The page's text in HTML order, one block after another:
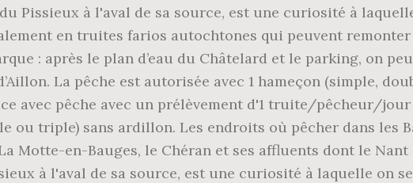
Pissieux à l'aval de sa source, est une curiosité à
en truites farios autochtones qui peuvent
: après le plan d’eau du Châtelard et le parking, on
La pêche est autorisée avec 1 hameçon (simple,
avec pêche avec un prélèvement d'1 truite/pêcheur/
ou triple) sans ardillon. Les endroits où pêcher dans les
Motte-en-Bauges, le Chéran et ses affluents dont le
à l'aval de sa source, est une curiosité à laquelle on